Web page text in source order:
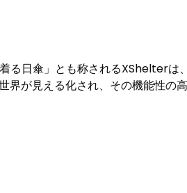
る日傘」とも称されるXShelterは
が見える化され、その機能性の